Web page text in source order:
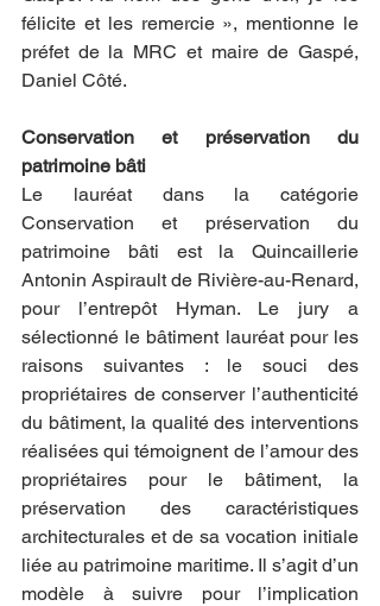
félicite et les remercie », mentionne le
préfet de la MRC et maire de Gaspé,
Daniel Côté.
Conservation et préservation du
patrimoine bâti
Le lauréat dans la catégorie
Conservation et préservation du
patrimoine bâti est la Quincaillerie
Antonin Aspirault de Rivière-au-Renard,
pour l’entrepôt Hyman. Le jury a
sélectionné le bâtiment lauréat pour les
raisons suivantes : le souci des
propriétaires de conserver l’authenticité
du bâtiment, la qualité des interventions
réalisées qui témoignent de l’amour des
propriétaires pour le bâtiment, la
préservation des caractéristiques
architecturales et de sa vocation initiale
liée au patrimoine maritime. Il s’agit d’un
modèle à suivre pour l’implication